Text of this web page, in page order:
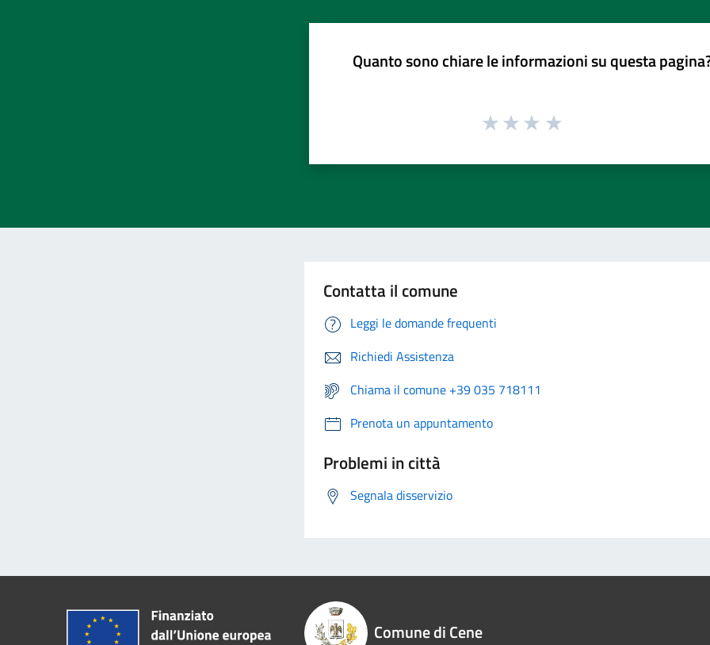
Quanto sono chiare le informazioni su questa
Contatta il comune
Leggi le domande frequenti
Richiedi Assistenza
Chiama il comune +39 035 718111
Prenota un appuntamento
Problemi in città
Segnala disservizio
Comune di Cene